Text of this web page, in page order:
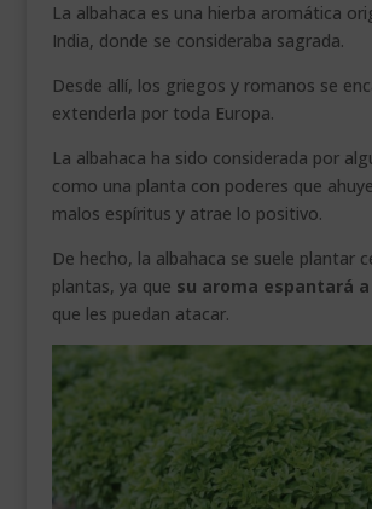
La albahaca es una hierba aromática
India, donde se consideraba sagrada.
Desde allí, los griegos y romanos se
extenderla por toda Europa.
La albahaca ha sido considerada por
como una planta con poderes que
malos espíritus y atrae lo positivo.
De hecho, la albahaca se suele plantar
plantas, ya que su aroma espantará
que les puedan atacar.